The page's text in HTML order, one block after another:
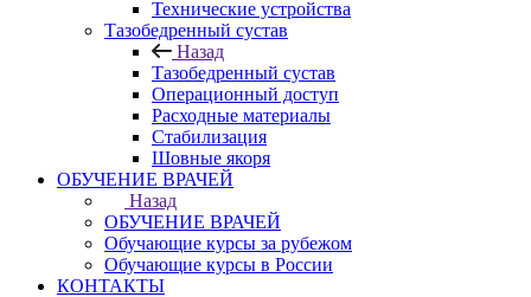
Технические устройства
Тазобедренный сустав
Назад
Тазобедренный сустав
Операционный доступ
Расходные материалы
Стабилизация
Шовные якоря
ОБУЧЕНИЕ ВРАЧЕЙ
Назад
ОБУЧЕНИЕ ВРАЧЕЙ
Обучающие курсы за рубежом
Обучающие курсы в России
КОНТАКТЫ